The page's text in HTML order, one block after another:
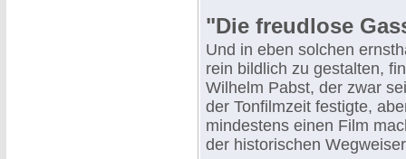
"Die freudlose
Und in eben solchen
rein bildlich zu gestalten,
Wilhelm Pabst, der zwar
der Tonfilmzeit festigte,
mindestens einen Film
der historischen